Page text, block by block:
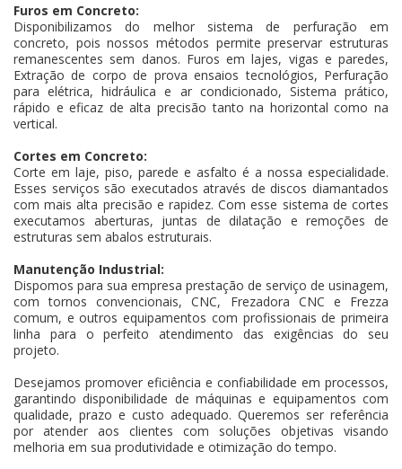
Furos em Concreto:
Disponibilizamos do melhor sistema de perfuração em
concreto, pois nossos métodos permite preservar estruturas
remanescentes sem danos. Furos em lajes, vigas e paredes,
Extração de corpo de prova ensaios tecnológios, Perfuração
para elétrica, hidráulica e ar condicionado, Sistema prático,
rápido e eficaz de alta precisão tanto na horizontal como na
vertical.
Cortes em Concreto:
Corte em laje, piso, parede e asfalto é a nossa especialidade.
Esses serviços são executados através de discos diamantados
com mais alta precisão e rapidez. Com esse sistema de cortes
executamos aberturas, juntas de dilatação e remoções de
estruturas sem abalos estruturais.
Manutenção Industrial:
Dispomos para sua empresa prestação de serviço de usinagem,
com tornos convencionais, CNC, Frezadora CNC e Frezza
comum, e outros equipamentos com profissionais de primeira
linha para o perfeito atendimento das exigências do seu
projeto.
Desejamos promover eficiência e confiabilidade em processos,
garantindo disponibilidade de máquinas e equipamentos com
qualidade, prazo e custo adequado. Queremos ser referência
por atender aos clientes com soluções objetivas visando
melhoria em sua produtividade e otimização do tempo.